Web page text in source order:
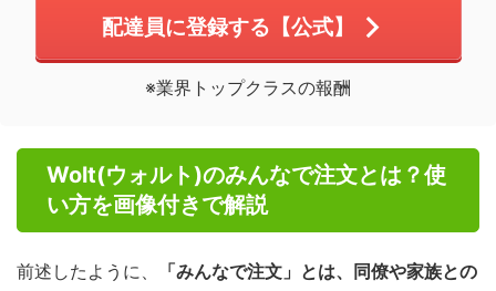
配達員に登録する【公式】
※業界トップクラスの報酬
Wolt(ウォルト)のみんなで注文とは？使
い方を画像付きで解説
前述したように、
「みんなで注文」とは、同僚や家族との